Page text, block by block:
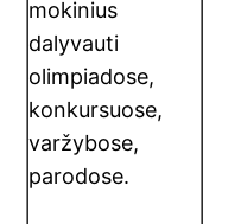
mokinius
dalyvauti
olimpiadose,
konkursuose,
varžybose,
parodose.